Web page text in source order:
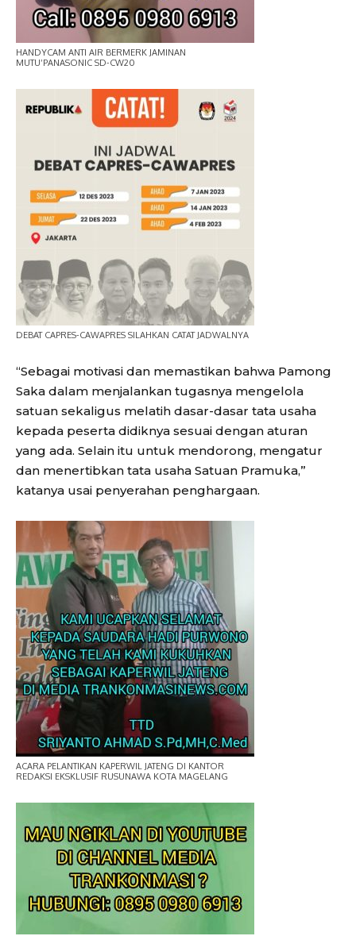
HANDYCAM ANTI AIR BERMERK JAMINAN
MUTU’PANASONIC SD-CW20
DEBAT CAPRES-CAWAPRES SILAHKAN CATAT JADWALNYA
“Sebagai motivasi dan memastikan bahwa Pamong
Saka dalam menjalankan tugasnya mengelola
satuan sekaligus melatih dasar-dasar tata usaha
kepada peserta didiknya sesuai dengan aturan
yang ada. Selain itu untuk mendorong, mengatur
dan menertibkan tata usaha Satuan Pramuka,”
katanya usai penyerahan penghargaan.
ACARA PELANTIKAN KAPERWIL JATENG DI KANTOR
REDAKSI EKSKLUSIF RUSUNAWA KOTA MAGELANG